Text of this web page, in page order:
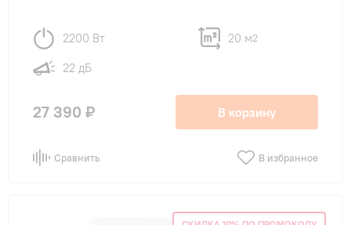
2200 Вт 20 м2
22 дБ
27 390 ₽ В корзину
Сравнить В избранное